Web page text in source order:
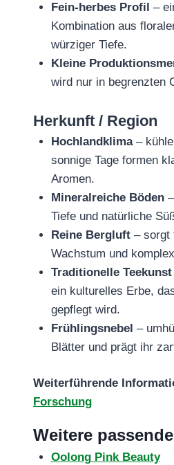
Fein‑herbes Profil –
Kombination aus
würziger Tiefe.
Kleine
wird nur in begrenzten
Herkunft / Region
Hochlandklima– kühle
sonnige Tage formen
Aromen.
Mineralreiche Böden–
Tiefe und natürliche
Reine Bergluft– sorgt
Wachstum und
Traditionelle Teekunst
ein kulturelles Erbe,
gepflegt wird.
Frühlingsnebel –
Blätter und prägt ihr
Weiterführende
Forschung
Weitere
Oolong Pink Beauty